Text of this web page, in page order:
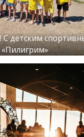
С детским